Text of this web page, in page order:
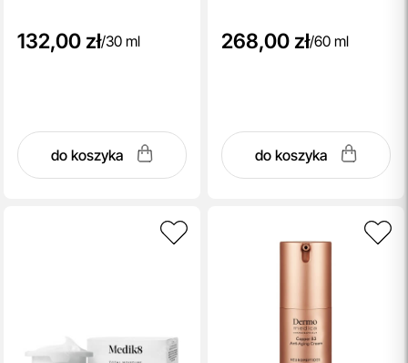
132,00 zł/30 ml
do koszyka
268,00 zł/60 ml
do koszyka